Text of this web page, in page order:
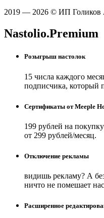
2019 — 2026 © ИП
Nastolio.Premium
Розыгрыш настолок
15 числа каждого
подписчика, который
Сертификаты от Meeple
199 рублей на
от 299 рублей/месяц.
Отключение рекламы
видишь рекламу? А
ничто не помешает
Расширенное